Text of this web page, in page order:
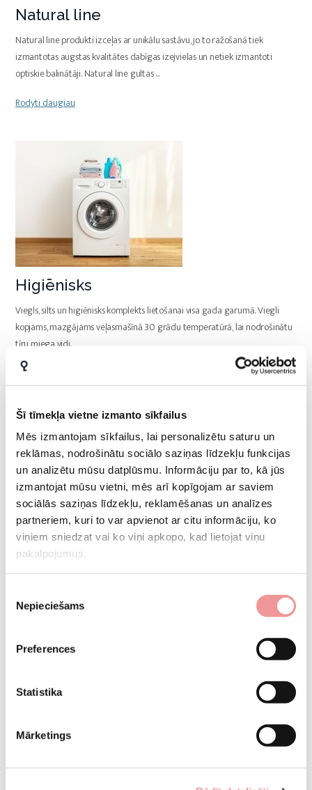
Šī tīmekļa vietne izmanto sīkfailus
Mēs izmantojam sīkfailus, lai personalizētu saturu un
reklāmas, nodrošinātu sociālo saziņas līdzekļu funkcijas
un analizētu mūsu datplūsmu. Informāciju par to, kā jūs
izmantojat mūsu vietni, mēs arī kopīgojam ar saviem
sociālās saziņas līdzekļu, reklamēšanas un analīzes
partneriem, kuri to var apvienot ar citu informāciju, ko
viņiem sniedzat vai ko viņi apkopo, kad lietojat viņu
pakalpojumus.
izvēle
Nepieciešams
Preferences
Statistika
Mārketings
Natural line
Natural line produkti izceļas ar unikālu sastāvu, jo to ražošanā tiek
izmantotas augstas kvalitātes dabīgas izejvielas un netiek izmantoti
optiskie balinātāji. Natural line gultas...
Rodyti daugiau
Higiēnisks
Viegls, silts un higiēnisks komplekts lietošanai visa gada garumā. Viegli
kopjams, mazgājams veļasmašīnā 30 grādu temperatūrā, lai nodrošinātu
tīru miega vidi.
Zīds - dabisks greznums
Gultasveļa, kas izgatavota no dabīga zīda, ir īpaši grezna. Tā ir lieliska
Rodyti daugiau